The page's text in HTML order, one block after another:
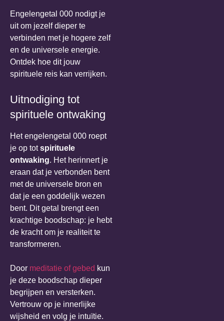
Engelengetal 000 nodigt je
uit om jezelf dieper te
verbinden met je hogere zelf
en de universele energie.
Ontdek hoe dit jouw
spirituele reis kan verrijken.
Uitnodiging tot
spirituele ontwaking
Het engelengetal 000 roept
je op totspirituele
ontwaking. Het herinnert je
eraan dat je verbonden bent
met de universele bron en
dat je een goddelijk wezen
bent. Dit getal brengt een
krachtige boodschap: je hebt
de kracht om je realiteit te
transformeren.
Door meditatie of gebed kun
je deze boodschap dieper
begrijpen en versterken.
Vertrouw op je innerlijke
wijsheid en volg je intuïtie.